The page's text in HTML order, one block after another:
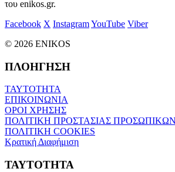
του enikos.gr.
Facebook X InstagramYouTube Viber
© 2026 ENIKOS
ΠΛΟΗΓΗΣΗ
ΤΑΥΤΟΤΗΤΑ
ΕΠΙΚΟΙΝΩΝΙΑ
ΟΡΟΙ ΧΡΗΣΗΣ
ΠΟΛΙΤΙΚΗ ΠΡΟΣΤΑΣΙΑΣ
ΠΟΛΙΤΙΚΗ COOKIES
Κρατική Διαφήμιση
ΤΑΥΤΟΤΗΤΑ